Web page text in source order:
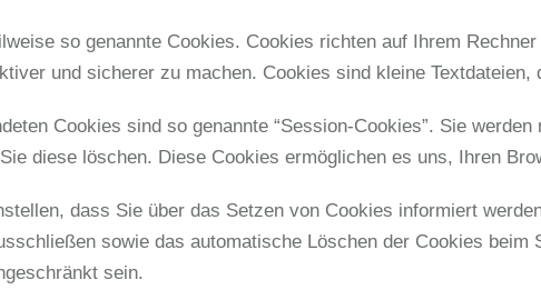
so genannte Cookies. Cookies richten auf Ihrem
und sicherer zu machen. Cookies sind kleine
Cookies sind so genannte “Session-Cookies”. Sie
diese löschen. Diese Cookies ermöglichen es uns, Ihren
dass Sie über das Setzen von Cookies informiert
sowie das automatische Löschen der Cookies
sein.